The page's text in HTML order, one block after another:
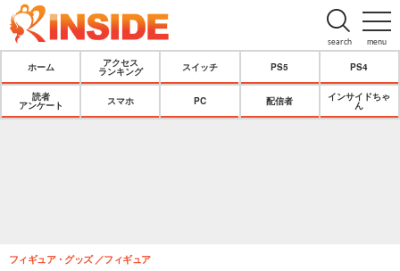
menu
search
ホーム
アクセス
ランキング
スイッチ PS5 PS4
読者
アンケート
スマホ PC 配信者
インサイドちゃ
ん
フィギュア・グッズ フィギュア